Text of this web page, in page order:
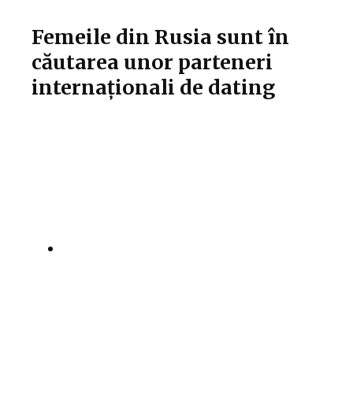
Femeile din Rusia sunt în
căutarea unor parteneri
internaționali de dating